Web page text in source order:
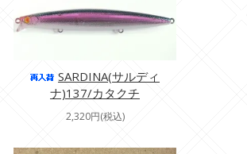
SARDINA(サルディ
ナ)137/カタクチ
2,320円(税込)